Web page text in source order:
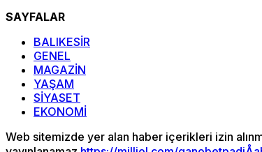
SAYFALAR
BALIKESİR
GENEL
MAGAZİN
YAŞAM
SİYASET
EKONOMİ
Web sitemizde yer alan haber içerikleri izin